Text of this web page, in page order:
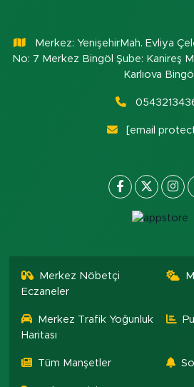
Merkez: YenişehirMah. Evliya
No: 7 Merkez Bingöl Şube: Kanireş
Karlıova Bingöl
[email
Merkez Nöbetçi
Eczaneler
Merkez Trafik Yoğunluk
Haritası
Tüm Manşetler